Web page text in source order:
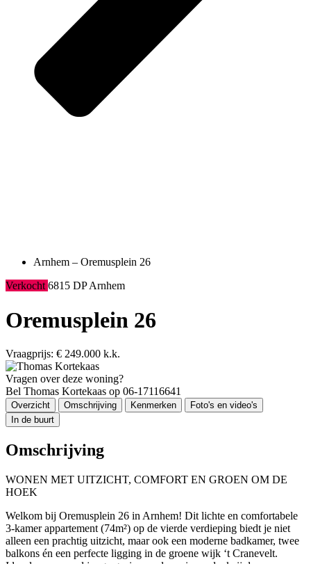
Arnhem – Oremusplein 26
Verkocht 6815 DP Arnhem
Oremusplein 26
Vraagprijs: € 249.000 k.k.
Vragen over deze woning?
Bel Thomas Kortekaas op 06-17116641
Overzicht Omschrijving Kenmerken
Foto's en video's
In de buurt
Omschrijving
WONEN MET UITZICHT, COMFORT EN GROEN OM DE
HOEK
Welkom bij Oremusplein 26 in Arnhem! Dit lichte en comfortabele
3-kamer appartement (74m²) op de vierde verdieping biedt je niet
alleen een prachtig uitzicht, maar ook een moderne badkamer, twee
balkons én een perfecte ligging in de groene wijk ‘t Cranevelt.